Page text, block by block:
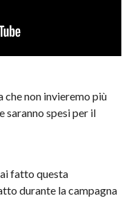
non invieremo più
saranno spesi per il
fatto questa
durante la campagna